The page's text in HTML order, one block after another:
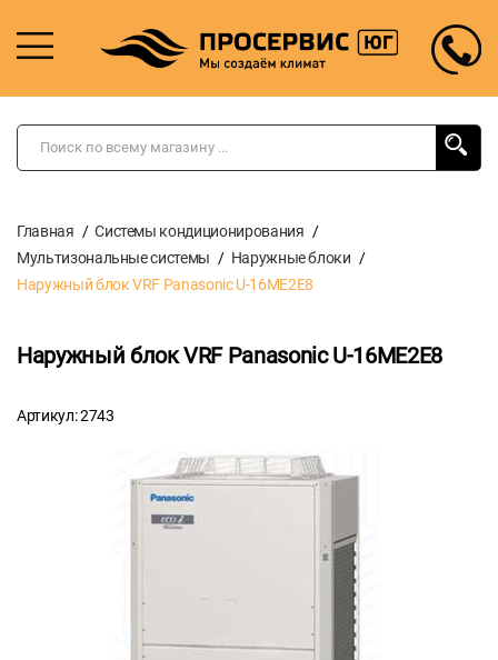
Главная
Системы кондиционирования
Мультизональные системы
Наружные блоки
Наружный блок VRF Panasonic U-16ME2E8
Наружный блок VRF Panasonic U-16ME2E8
Артикул: 2743